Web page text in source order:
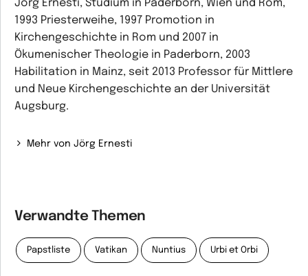
Jörg Ernesti, Studium in Paderborn, Wien und Rom,
1993 Priesterweihe, 1997 Promotion in
Kirchengeschichte in Rom und 2007 in
Ökumenischer Theologie in Paderborn, 2003
Habilitation in Mainz, seit 2013 Professor für Mittlere
und Neue Kirchengeschichte an der Universität
Augsburg.
Mehr von Jörg Ernesti
Verwandte Themen
Papstliste Vatikan Nuntius Urbi et Orbi